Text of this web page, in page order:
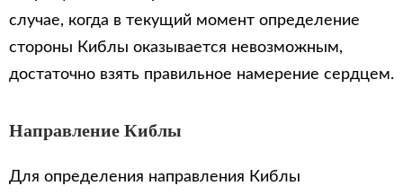
случае, когда в текущий момент определение
стороны Киблы оказывается невозможным,
достаточно взять правильное намерение сердцем.
Направление Киблы
Для определения направления Киблы